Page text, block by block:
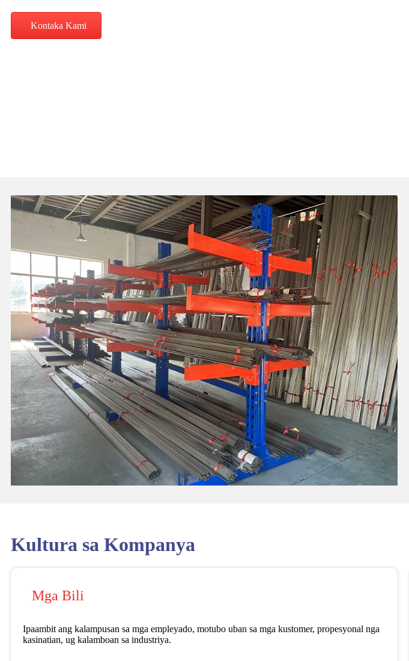
Kontaka Kami
Kultura sa Kompanya
Mga Bili
Ipaambit ang kalampusan sa mga empleyado, motubo uban sa mga kustomer, propesyonal nga
kasinatian, ug kalamboan sa industriya.